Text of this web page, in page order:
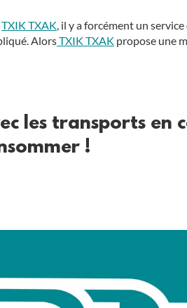
TXIK TXAK, il y a forcément un
AlorsTXIK TXAK propose une
les transports en
!